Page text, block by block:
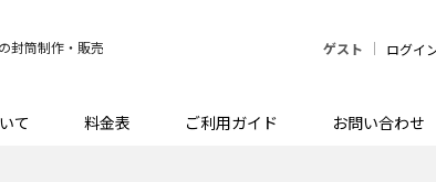
封筒制作・販売 ゲスト ログイ
て 料金表 ご利用ガイド お問い合わせ